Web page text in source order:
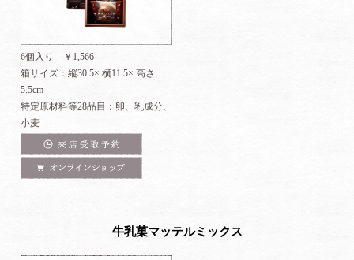
6個入り ￥1,566
箱サイズ：縦30.5× 横11.5× 高さ
5.5cm
特定原材料等28品目：卵、乳成分、
小麦
牛乳菓マッテルミックス